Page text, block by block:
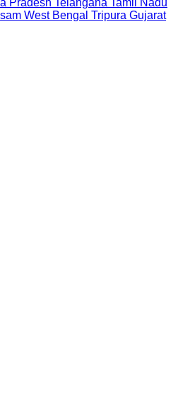
Pradesh Telangana Tamil Nadu
West Bengal Tripura Gujarat